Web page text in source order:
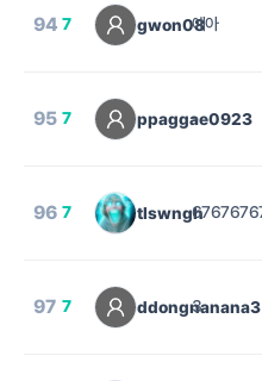
94 7 gwon08예아
95 7 ppaggae0923
-
96 7 tlswngh
97 7 ddongnanana3
3